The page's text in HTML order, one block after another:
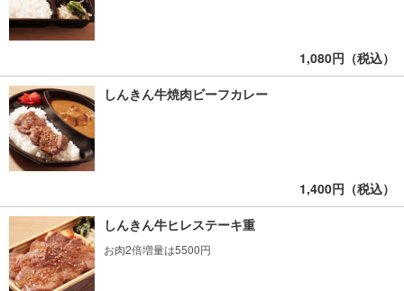
1,080円（税込）
しんきん牛焼肉ビーフカレー
1,400円（税込）
しんきん牛ヒレステーキ重
お肉2倍増量は5500円